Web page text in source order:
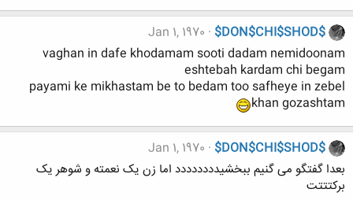
$DON$CHI$SHOD$
Jan 1, 1970
vaghan in dafe khodamam sooti dadam nemidoonam
eshtebah kardam chi begam
payami ke mikhastam be to bedam too safheye in zebel
khan gozashtam
$DON$CHI$SHOD$
Jan 1, 1970
بعدا گفتگو می گنیم ببخشیدددددددد اما زن یک نعمته و شوهر یک
برکتتتت